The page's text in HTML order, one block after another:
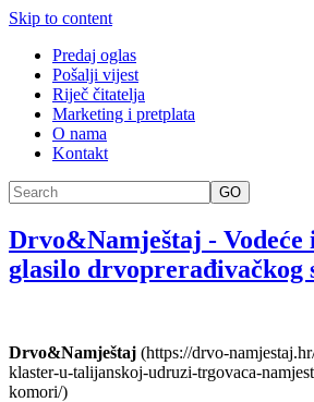
Skip to content
Predaj oglas
Pošalji vijest
Riječ čitatelja
Marketing i pretplata
O nama
Kontakt
GO
Drvo&Namještaj -
glasilo drvoprerađivačkog
Drvo&Namještaj (https://drvo-
klaster-u-talijanskoj-udruzi-trgovaca-
komori/)